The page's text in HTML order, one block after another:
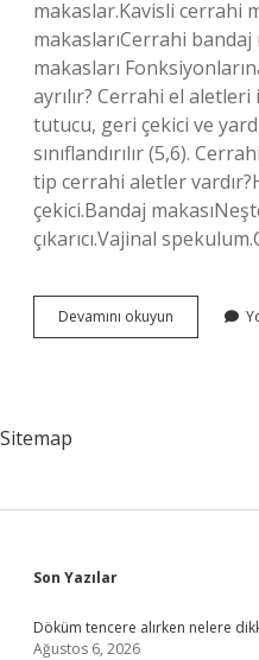
makaslar.Kavisli cerrahi
makaslarıCerrahi
makasları
ayrılır? Cerrahi el
tutucu, geri çekici ve
sınıflandırılır (5,6).
tip cerrahi aletler
çekici.Bandaj
çıkarıcı.Vajinal
Devamını okuyun
Aletler
Sitemap
Sidebar
Son Yazılar
Döküm tencere alırken nelere
Ağustos 6, 2026